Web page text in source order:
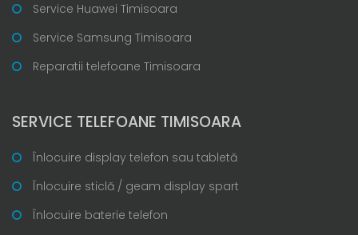
Service Huawei Timisoara
Service Samsung Timisoara
Reparatii telefoane Timisoara
SERVICE TELEFOANE TIMISOARA
Înlocuire display telefon sau tabletă
Înlocuire sticlă / geam display spart
Înlocuire baterie telefon